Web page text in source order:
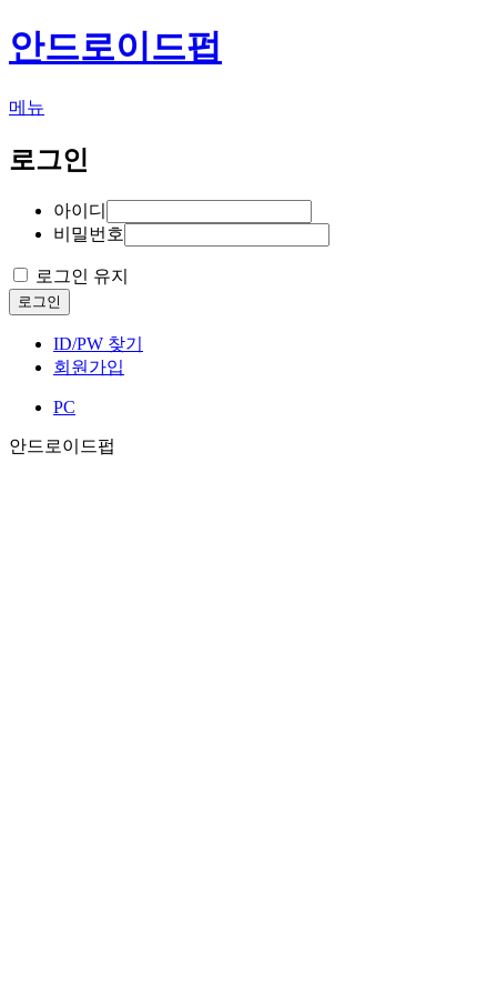
안드로이드펍
메뉴
로그인
아이디
비밀번호
로그인 유지
로그인
ID/PW 찾기
회원가입
PC
안드로이드펍